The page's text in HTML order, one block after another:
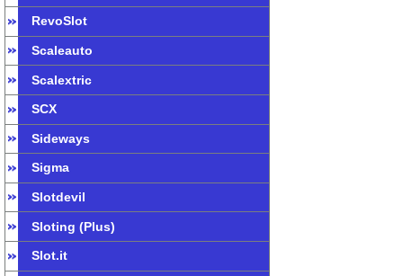
RevoSlot
Scaleauto
Scalextric
SCX
Sideways
Sigma
Slotdevil
Sloting (Plus)
Slot.it